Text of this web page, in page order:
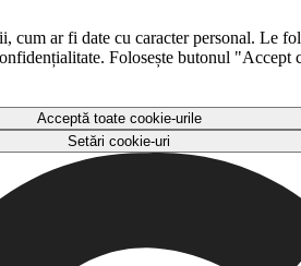
ar fi date cu caracter personal. Le
Folosește butonul
Acceptă toate cookie-urile
Setări cookie-uri